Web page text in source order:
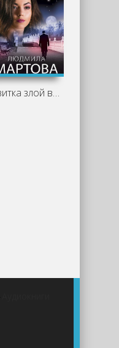
Визитка злой волшебницы - Людмила Мартова